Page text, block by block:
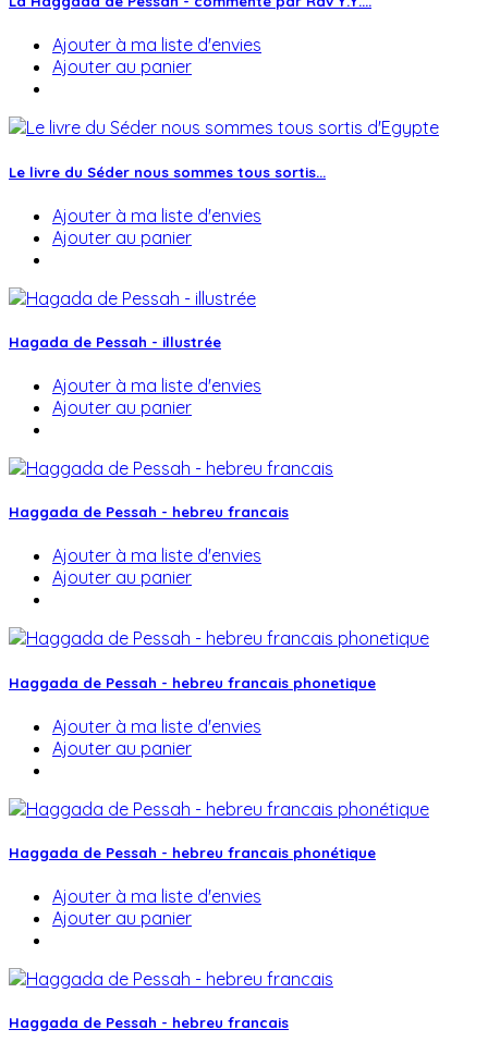
Ajouter à ma liste d'envies
Ajouter au panier
Le livre du Séder nous sommes tous sortis...
Ajouter à ma liste d'envies
Ajouter au panier
Hagada de Pessah - illustrée
Ajouter à ma liste d'envies
Ajouter au panier
Haggada de Pessah - hebreu francais
Ajouter à ma liste d'envies
Ajouter au panier
Haggada de Pessah - hebreu francais phonetique
Ajouter à ma liste d'envies
Ajouter au panier
Haggada de Pessah - hebreu francais phonétique
Ajouter à ma liste d'envies
Ajouter au panier
Haggada de Pessah - hebreu francais